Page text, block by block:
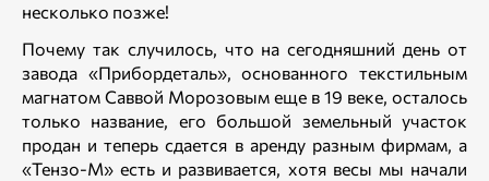
несколько позже!
Почему так случилось, что на сегодняшний день от
завода «Прибордеталь», основанного текстильным
магнатом Саввой Морозовым еще в 19 веке, осталось
только название, его большой земельный участок
продан и теперь сдается в аренду разным фирмам, а
«Тензо-М» есть и развивается, хотя весы мы начали